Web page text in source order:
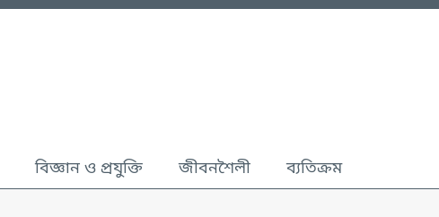
বিজ্ঞান ও প্রযুক্তি জীবনশৈলী ব্যতিক্রম